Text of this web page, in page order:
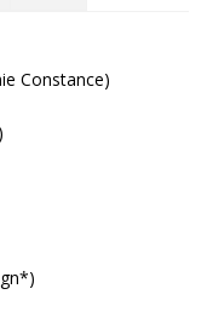
Constance)